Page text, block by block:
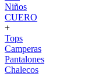
Niños
CUERO
+
Tops
Camperas
Pantalones
Chalecos